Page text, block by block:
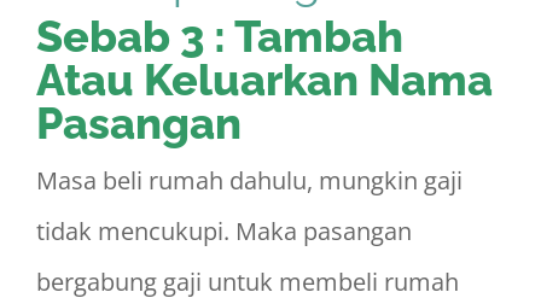
Sebab 3 : Tambah
Atau Keluarkan Nama
Pasangan
Masa beli rumah dahulu, mungkin gaji
tidak mencukupi. Maka pasangan
bergabung gaji untuk membeli rumah